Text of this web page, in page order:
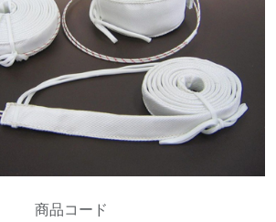
商品コード